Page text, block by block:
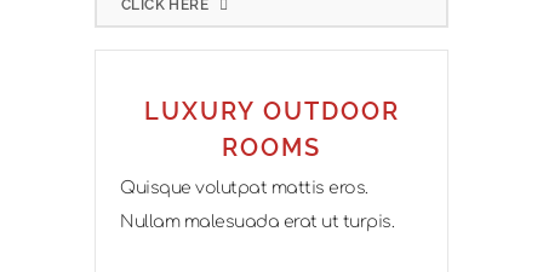
CLICK HERE
LUXURY OUTDOOR
ROOMS
Quisque volutpat mattis eros.
Nullam malesuada erat ut turpis.